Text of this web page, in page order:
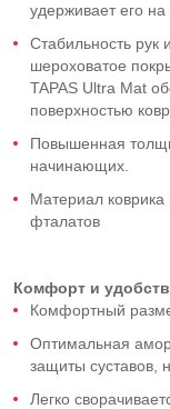
удерживает его на
Стабильность рук
шероховатое
TAPAS Ultra Mat
поверхностью
Повышенная
начинающих.
Материал
фталатов
Комфорт и
Комфортный
Оптимальная
защиты суставов,
Легко